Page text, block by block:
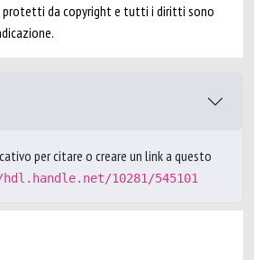
protetti da copyright e tutti i diritti sono
per citare o creare un link a questo
10281/545101